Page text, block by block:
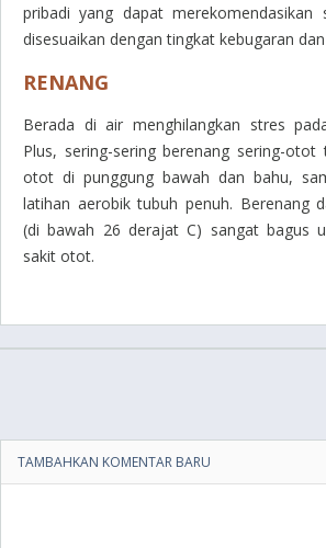
pribadi yang dapat merekomendasikan
disesuaikan dengan tingkat kebugaran
RENANG
Berada di air menghilangkan stres
Plus, sering-sering berenang sering-otot
otot di punggung bawah dan bahu,
latihan aerobik tubuh penuh. Berenang
(di bawah 26 derajat C) sangat bagus
sakit otot.
TAMBAHKAN KOMENTAR BARU